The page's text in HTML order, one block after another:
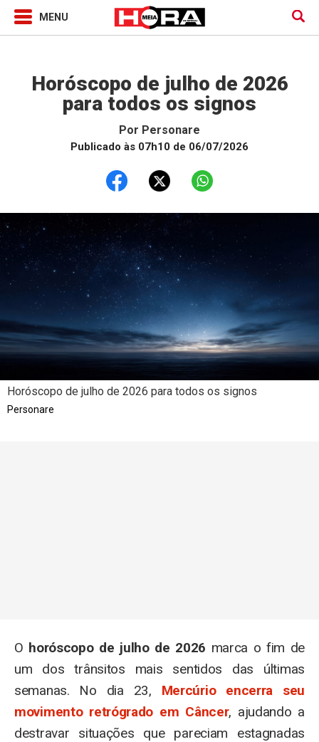
Horóscopo de julho de 2026
para todos os signos
Por Personare
Publicado às 07h10 de 06/07/2026
Horóscopo de julho de 2026 para todos os signos
Personare
O horóscopo de julho de 2026 marca o fim de
um dos trânsitos mais sentidos das últimas
semanas. No dia 23, Mercúrio encerra seu
movimento retrógrado em Câncer, ajudando a
destravar situações que pareciam estagnadas